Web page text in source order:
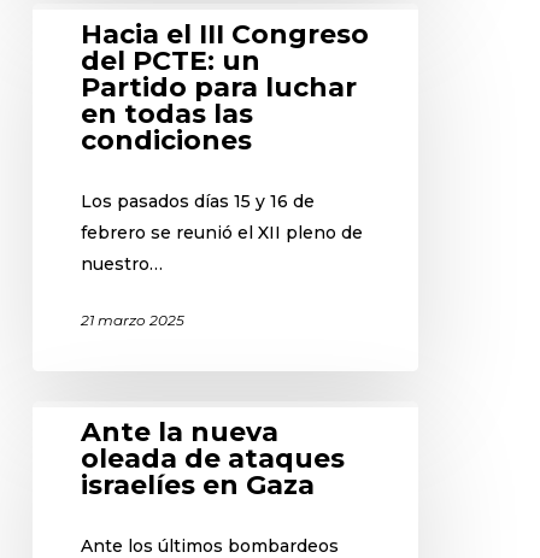
Hacia el III Congreso
del PCTE: un
Partido para luchar
en todas las
condiciones
Los pasados días 15 y 16 de
febrero se reunió el XII pleno de
nuestro…
21 marzo 2025
Ante la nueva
oleada de ataques
israelíes en Gaza
Ante los últimos bombardeos